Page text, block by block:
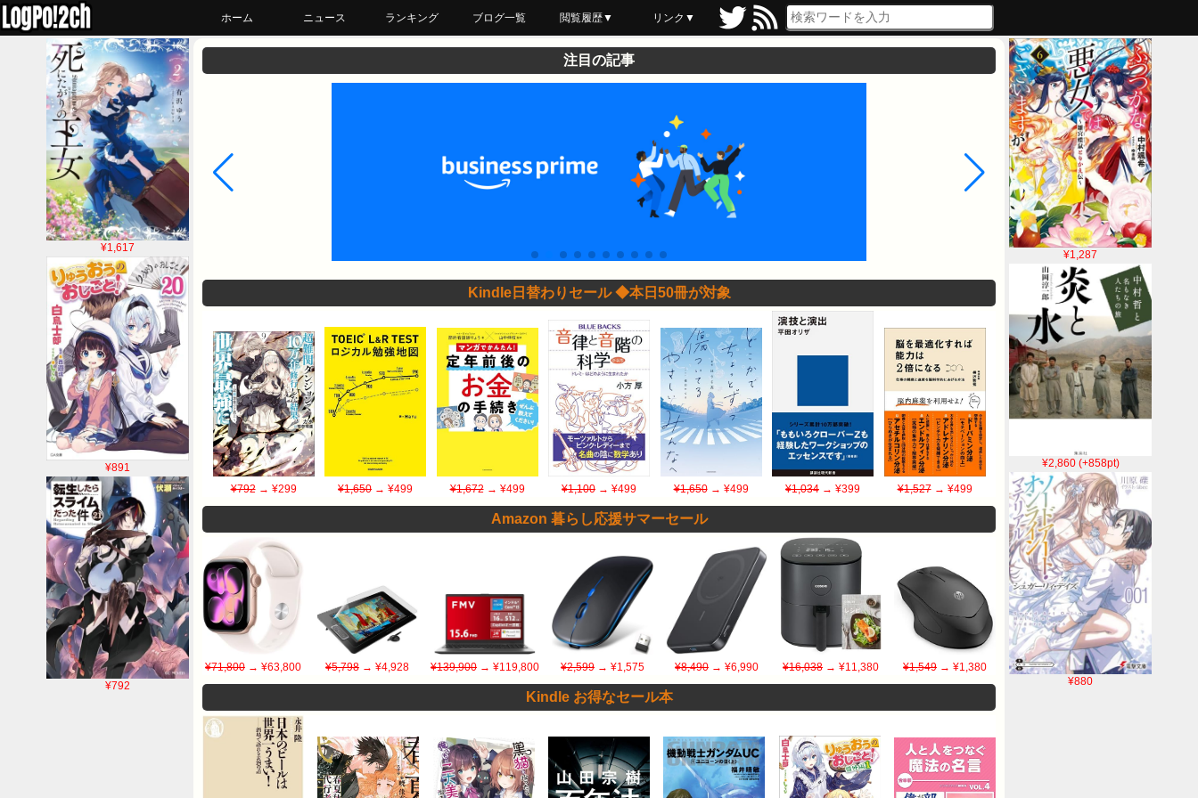
ホーム ニュース ランキング ブログ一覧 閲覧履歴▼
最近読んだ
あとで読む
ブックマーク
リンク▼
¥1,287
¥2,860 (+858pt)
¥880
¥1,617
¥891
¥792
注目の記事
Kindle日替わりセール ◆本日50冊が対象
¥792→ ¥299 ¥1,650 → ¥499 ¥1,672→ ¥499 ¥1,100 → ¥499 ¥1,650→ ¥499 ¥1,034 → ¥399 ¥1,527→ ¥499
Amazon 暮らし応援サマーセール
¥71,800 → ¥63,800 ¥5,798 → ¥4,928 ¥139,900 → ¥119,800 ¥2,599 → ¥1,575 ¥8,490 → ¥6,990 ¥16,038 → ¥11,380 ¥1,549 → ¥1,380
Kindle お得なセール本